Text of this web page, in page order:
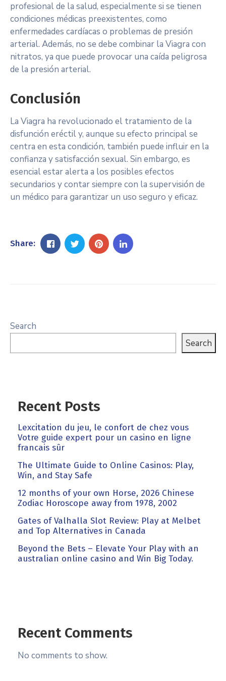
profesional de la salud, especialmente si se tienen
condiciones médicas preexistentes, como
enfermedades cardíacas o problemas de presión
arterial. Además, no se debe combinar la Viagra con
nitratos, ya que puede provocar una caída peligrosa
de la presión arterial.
Conclusión
La Viagra ha revolucionado el tratamiento de la
disfunción eréctil y, aunque su efecto principal se
centra en esta condición, también puede influir en la
confianza y satisfacción sexual. Sin embargo, es
esencial estar alerta a los posibles efectos
secundarios y contar siempre con la supervisión de
un médico para garantizar un uso seguro y eficaz.
Share:
Search
Search
Recent Posts
Lexcitation du jeu, le confort de chez vous
Votre guide expert pour un casino en ligne
francais sûr
The Ultimate Guide to Online Casinos: Play,
Win, and Stay Safe
12 months of your own Horse, 2026 Chinese
Zodiac Horoscope away from 1978, 2002
Gates of Valhalla Slot Review: Play at Melbet
and Top Alternatives in Canada
Beyond the Bets – Elevate Your Play with an
australian online casino and Win Big Today.
Recent Comments
No comments to show.